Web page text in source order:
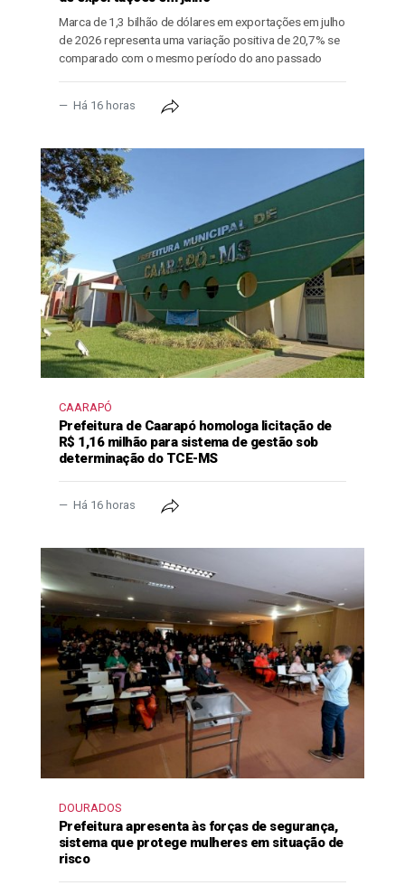
Marca de 1,3 bilhão de dólares em exportações em julho
de 2026 representa uma variação positiva de 20,7% se
comparado com o mesmo período do ano passado
Há 16 horas
CAARAPÓ
Prefeitura de Caarapó homologa licitação de
R$ 1,16 milhão para sistema de gestão sob
determinação do TCE-MS
Há 16 horas
DOURADOS
Prefeitura apresenta às forças de segurança,
sistema que protege mulheres em situação de
risco